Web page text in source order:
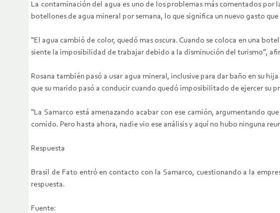
La contaminación del agua es uno de los problemas más comentados
botellones de agua mineral por semana, lo que significa un nuevo gasto
“El agua cambió de color, quedó mas oscura. Cuando se coloca en una
siente la imposibilidad de trabajar debido a la disminución del turismo”,
Rosana también pasó a usar agua mineral, inclusive para dar baño en su
que su marido pasó a conducir cuando quedó imposibilitado de ejercer su
“La Samarco está amenazando acabar con ese camión, argumentando
comido. Pero hasta ahora, nadie vio ese análisis y aquí no hubo ninguna
Respuesta
Brasil de Fato entró en contacto con la Samarco, cuestionando a la
respuesta.
Fuente: